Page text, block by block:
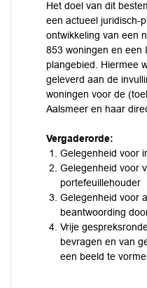
Het doel van dit
een actueel juridisch-
ontwikkeling van een
853 woningen en een
plangebied. Hiermee
geleverd aan de
woningen voor de
Aalsmeer en haar
Vergaderorde:
Gelegenheid voor
Gelegenheid voor
portefeuillehouder
Gelegenheid voor
beantwoording
Vrije
bevragen en van
een beeld te